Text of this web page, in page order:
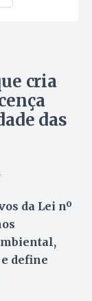
cria
das
da Lei nº
define